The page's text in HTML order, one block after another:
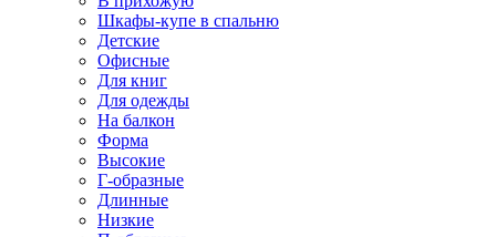
Шкафы-купе в спальню
Детские
Офисные
Для книг
Для одежды
На балкон
Форма
Высокие
Г-образные
Длинные
Низкие